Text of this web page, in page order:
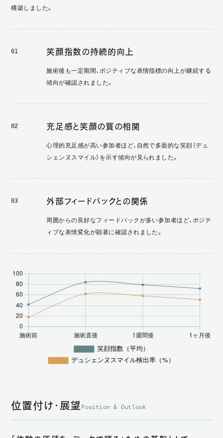
構築しました。
01 笑顔指数の持続的向上
施術後も一定期間、ポジティブな表情指標の向上が継続する
傾向が確認されました。
02 充足感と笑顔の質の相関
心理的充足感が高い参加者ほど、自然で多面的な笑顔（デュ
シェンヌスマイル）を示す傾向が見られました。
03 外部フィードバックとの関係
周囲からの良好なフィードバックが多い参加者ほど、ポジテ
ィブな表情変化が顕著に確認されました。
位置付け・展望 Position & Outlook